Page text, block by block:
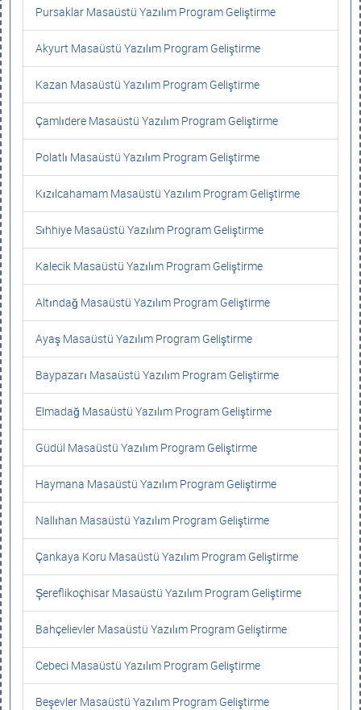
Pursaklar Masaüstü Yazılım Program Geliştirme
Akyurt Masaüstü Yazılım Program Geliştirme
Kazan Masaüstü Yazılım Program Geliştirme
Çamlıdere Masaüstü Yazılım Program Geliştirme
Polatlı Masaüstü Yazılım Program Geliştirme
Kızılcahamam Masaüstü Yazılım Program Geliştirme
Sıhhiye Masaüstü Yazılım Program Geliştirme
Kalecik Masaüstü Yazılım Program Geliştirme
Altındağ Masaüstü Yazılım Program Geliştirme
Ayaş Masaüstü Yazılım Program Geliştirme
Baypazarı Masaüstü Yazılım Program Geliştirme
Elmadağ Masaüstü Yazılım Program Geliştirme
Güdül Masaüstü Yazılım Program Geliştirme
Haymana Masaüstü Yazılım Program Geliştirme
Nallıhan Masaüstü Yazılım Program Geliştirme
Çankaya Koru Masaüstü Yazılım Program Geliştirme
Şereflikoçhisar Masaüstü Yazılım Program Geliştirme
Bahçelievler Masaüstü Yazılım Program Geliştirme
Cebeci Masaüstü Yazılım Program Geliştirme
Beşevler Masaüstü Yazılım Program Geliştirme